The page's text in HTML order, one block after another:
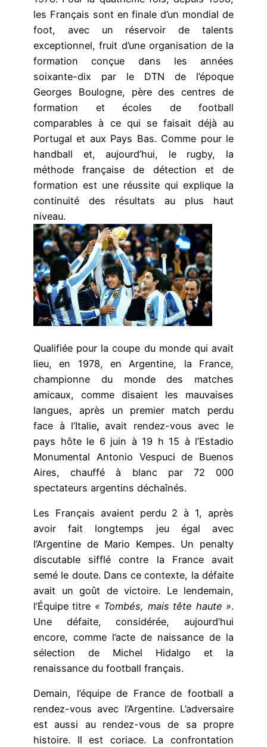
les Français sont en finale d’un mondial de
foot, avec un réservoir de talents
exceptionnel, fruit d’une organisation de la
formation conçue dans les années
soixante-dix par le DTN de l’époque
Georges Boulogne, père des centres de
formation et écoles de football
comparables à ce qui se faisait déjà au
Portugal et aux Pays Bas. Comme pour le
handball et, aujourd’hui, le rugby, la
méthode française de détection et de
formation est une réussite qui explique la
continuité des résultats au plus haut
niveau.
Qualifiée pour la coupe du monde qui avait
lieu, en 1978, en Argentine, la France,
championne du monde des matches
amicaux, comme disaient les mauvaises
langues, après un premier match perdu
face à l’Italie,avait rendez-vous avec le
pays hôte le 6 juin à 19 h 15 à l’Estadio
Monumental Antonio Vespuci de Buenos
Aires, chauffé à blanc par 72 000
spectateurs argentins déchaînés.
Les Français avaient perdu 2 à 1, après
avoir fait longtemps jeu égal avec
l’Argentine de Mario Kempes. Un penalty
discutable sifflé contre la France avait
semé le doute. Dans ce contexte, la défaite
avait un goût de victoire. Le lendemain,
l’Équipe titre « Tombés, mais tête haute ».
Une défaite, considérée, aujourd’hui
encore, comme l’acte de naissance de la
sélection de Michel Hidalgo et la
renaissance du football français.
Demain, l’équipe de France de football a
rendez-vous avec l’Argentine. L’adversaire
est aussi au rendez-vous de sa propre
histoire. Il est coriace. La confrontation